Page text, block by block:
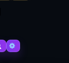
SucheErweiterte Suche